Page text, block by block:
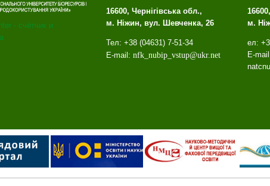
16600, Чернігівська обл.,
м. Ніжин, вул. Шевченка, 26
Тел: +38 (04631) 7-51-34
E-mail: nfk_ nubip_ vstup@ukr.net
м.
ел:
E-